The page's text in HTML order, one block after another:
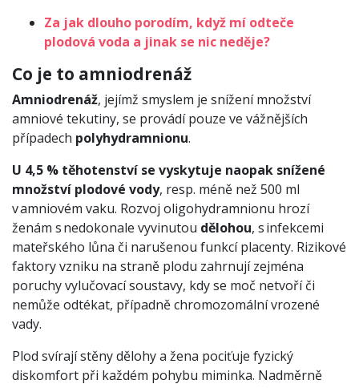
Za jak dlouho porodím, když mí odteče
plodová voda a jinak se nic neděje?
Co je to amniodrenáž
Amniodrenáž, jejímž smyslem je snížení množství
amniové tekutiny, se provádí pouze ve vážnějších
případech polyhydramnionu.
U 4,5 % těhotenství se vyskytuje naopak snížené
množství plodové vody, resp. méně než 500 ml
v amniovém vaku. Rozvoj oligohydramnionu hrozí
ženám s nedokonale vyvinutou dělohou, s infekcemi
mateřského lůna či narušenou funkcí placenty. Rizikové
faktory vzniku na straně plodu zahrnují zejména
poruchy vylučovací soustavy, kdy se moč netvoří či
nemůže odtékat, případně chromozomální vrozené
vady.
Plod svírají stěny dělohy a žena pociťuje fyzický
diskomfort při každém pohybu miminka. Nadměrně